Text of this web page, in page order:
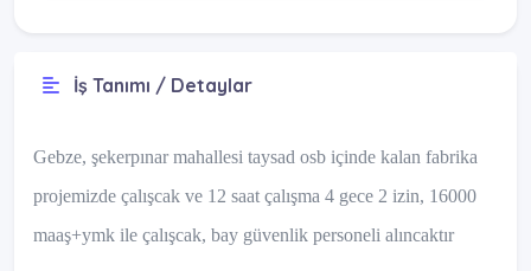
İş Tanımı / Detaylar
Gebze, şekerpınar mahallesi taysad osb içinde kalan fabrika
projemizde çalışcak ve 12 saat çalışma 4 gece 2 izin, 16000
maaş+ymk ile çalışcak, bay güvenlik personeli alıncaktır